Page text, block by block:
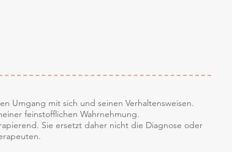
Umgang mit sich und seinen Verhaltensweisen.
feinstofflichen Wahrnehmung.
Sie ersetzt daher nicht die Diagnose oder